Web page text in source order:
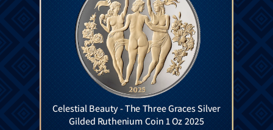
Celestial Beauty - The Three Graces Silver
Gilded Ruthenium Coin 1 Oz 2025